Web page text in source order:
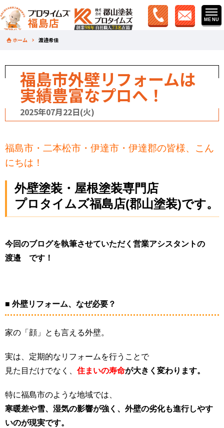
ホーム 渡邉希佳
福島市外壁リフォームは
実績豊富なプロへ！
2025年07月22日(火)
福島市・二本松市・伊達市・伊達郡の皆様、こん
にちは！
外壁塗装・屋根塗装専門店
プロタイムズ福島店(郡山塗装)です。
今回のブログを執筆させていただく営業アシスタントの
渡邉 です！
■ 外壁リフォーム、なぜ必要？
家の「顔」とも言える外壁。
実は、定期的なリフォームを行うことで
見た目だけでなく、 住まいの寿命が大きく変わります。
特に福島市のような地域では、
寒暖差や雪、湿気の影響が強く、外壁の劣化も進行しやす
いのが現実です。